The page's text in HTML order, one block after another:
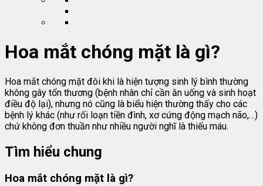
Hoa mắt chóng mặt là gì?
Hoa mắt chóng mặt đôi khi là hiện tượng sinh lý bình thường
không gây tổn thương (bệnh nhân chỉ cần ăn uống và sinh hoạt
điều độ lại), nhưng nó cũng là biểu hiện thường thấy cho các
bệnh lý khác (như rối loạn tiền đình, xơ cứng động mạch não,…)
chứ không đơn thuần như nhiều người nghĩ là thiếu máu.
Tìm hiểu chung
Hoa mắt chóng mặt là gì?